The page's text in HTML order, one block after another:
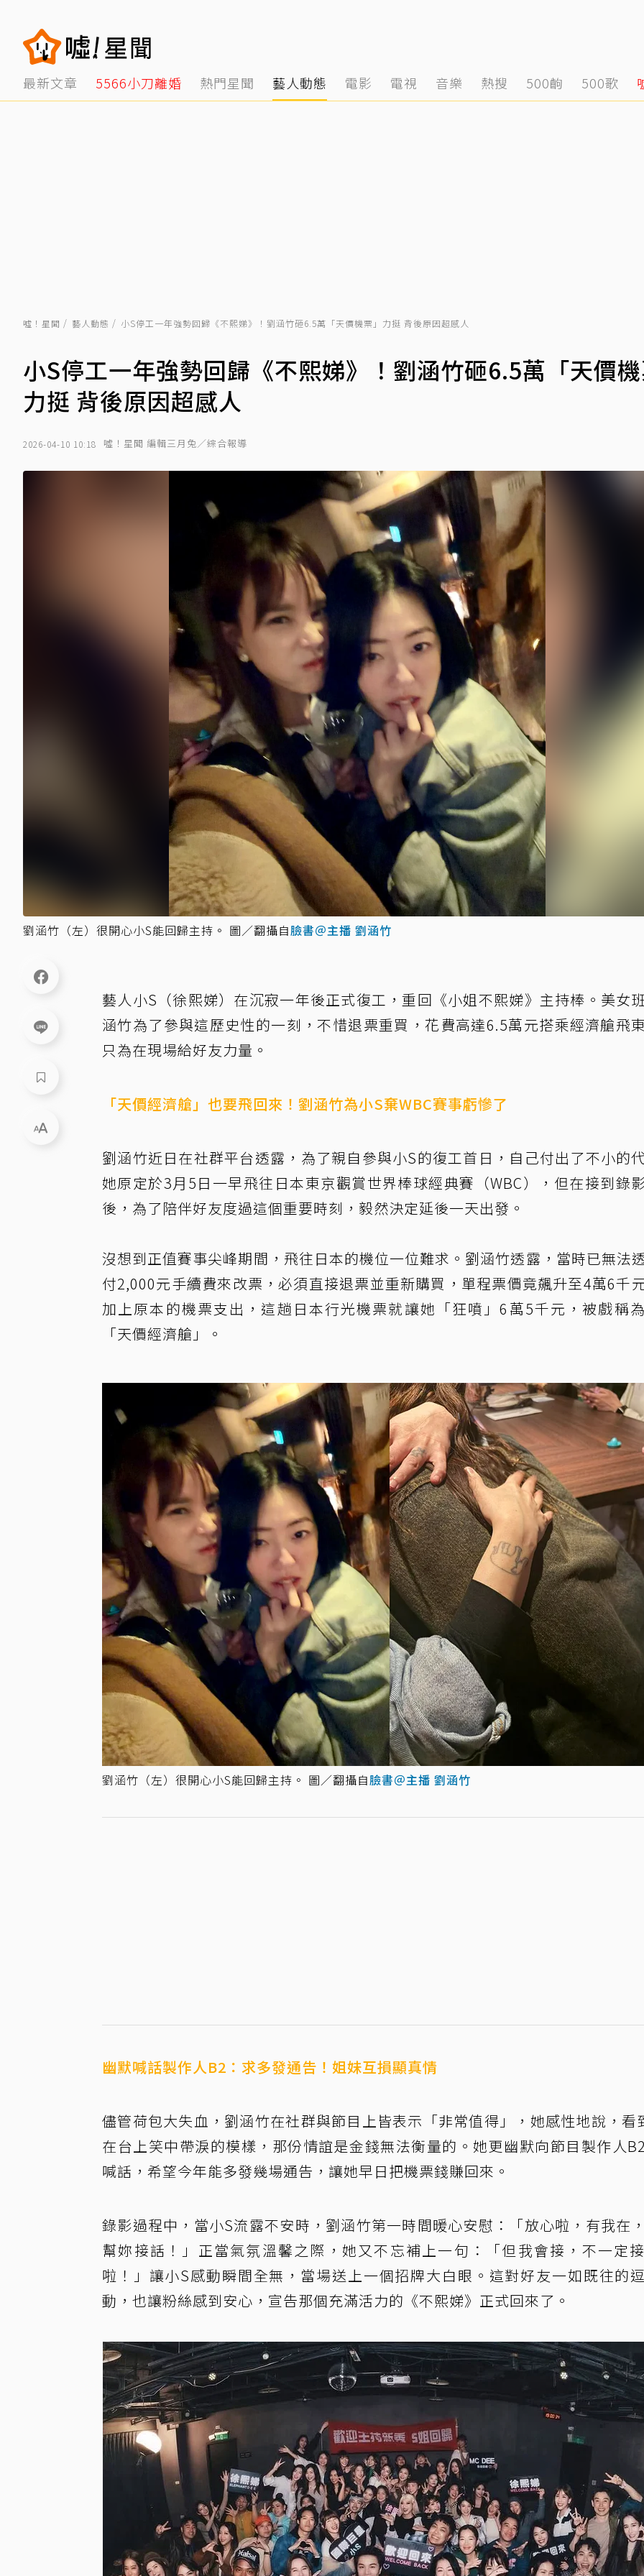
最新文章 5566小刀離婚 熱門星聞 藝人動態 電影 電視 音樂 熱搜 500齣 500歌
噓！星聞 藝人動態 小S停工一年強勢回歸《不熙娣》！劉涵竹砸6.5萬「天價機票」力挺 背後原因超感人
小S停工一年強勢回歸《不熙娣》！劉涵竹砸6.5萬「天價
力挺 背後原因超感人
2026-04-10 10:18 噓！星聞 編輯三月兔／綜合報導
劉涵竹（左）很開心小S能回歸主持。 圖／翻攝自臉書＠主播 劉涵竹
藝人小S（徐熙娣）在沉寂一年後正式復工，重回《小姐不熙娣》主持棒。美女
涵竹為了參與這歷史性的一刻，不惜退票重買，花費高達6.5萬元搭乘經濟艙飛
只為在現場給好友力量。
「天價經濟艙」也要飛回來！劉涵竹為小S棄WBC賽事虧慘了
劉涵竹近日在社群平台透露 ，為了親自參與小S的復工首日，自己付出了不小的
她原定於3月5日一早飛往日本東京觀賞世界棒球經典賽（WBC），但在接到錄
後，為了陪伴好友度過這個重要時刻，毅然決定延後一天出發。
沒想到正值賽事尖峰期間，飛往日本的機位一位難求。劉涵竹透露，當時已無法
付2,000元手續費來改票，必須直接退票並重新購買，單程票價竟飆升至4萬6千
加上原本的機票支出，這趟日本行光機票就讓她「狂噴」6萬5千元，被戲稱
「天價經濟艙」。
劉涵竹（左）很開心小S能回歸主持。 圖／翻攝自臉書＠主播 劉涵竹
幽默喊話製作人B2：求多發通告！姐妹互損顯真情
儘管荷包大失血，劉涵竹在社群與節目上皆表示「非常值得」，她感性地說，看
在台上笑中帶淚的模樣，那份情誼是金錢無法衡量的。她更幽默向節目製作人
喊話，希望今年能多發幾場通告，讓她早日把機票錢賺回來。
錄影過程中，當小S流露不安時，劉涵竹第一時間暖心安慰：「放心啦，有我在
幫妳接話！」正當氣氛溫馨之際，她又不忘補上一句：「但我會接，不一定
啦！」讓小S感動瞬間全無，當場送上一個招牌大白眼。這對好友一如既往的
動，也讓粉絲感到安心，宣告那個充滿活力的《不熙娣》正式回來了。